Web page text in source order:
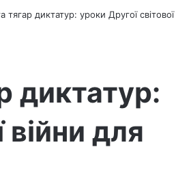
тягар диктатур: уроки Другої світової
диктатур:
війни для